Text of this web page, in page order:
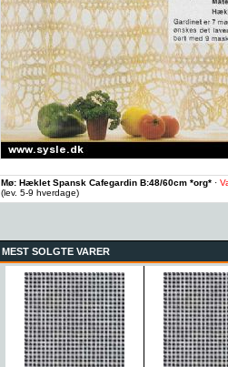
Mø: Hæklet Spansk Cafegardin B:48/60cm *org* ·
(lev. 5-9 hverdage)
MEST SOLGTE VARER